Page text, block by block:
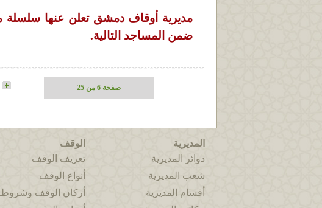
مديرية أوقاف دمشق تعلن عنها سلسلة
ضمن المساجد التالية.
صفحة 6 من 25
المديرية
دوائر المديرية
شعب المديرية
أقسام المديرية
الوقف
تعريف الوقف
أنواع الوقف
أركان الوقف